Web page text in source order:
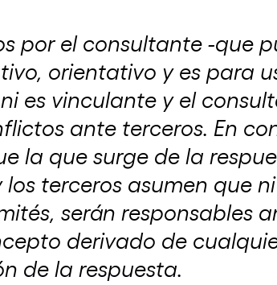
por el consultante -que
orientativo y es para
es vinculante y el
ante terceros. En
la que surge de la
terceros asumen que
serán responsables
derivado de
de la respuesta.